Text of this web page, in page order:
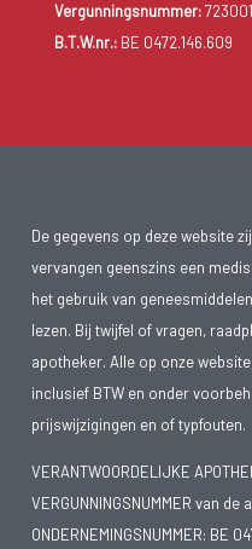
Vergunningsnummer:723001
B.T.W.nr.:BE 0472.146.609
De gegevens op deze website
vervangen geenszins een
het gebruik van
lezen. Bij twijfel of vragen,
apotheker. Alle op onze
inclusief BTW en onder
prijswijzigingen en of typfouten.
VERANTWOORDELIJKE
VERGUNNINGSNUMMER van de
ONDERNEMINGSNUMMER: BE